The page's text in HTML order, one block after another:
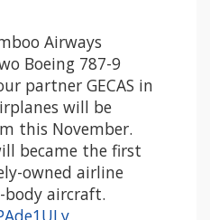
Airways
Boeing 787-9
partner GECAS in
will be
this November.
became the first
owned airline
aircraft.